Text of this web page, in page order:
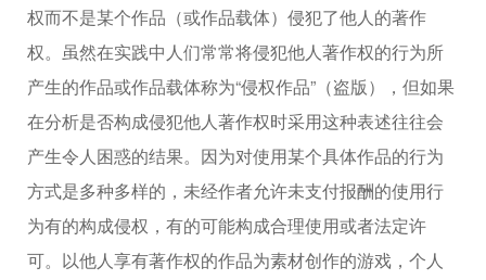
权而不是某个作品（或作品载体）侵犯了他人的著作
权。虽然在实践中人们常常将侵犯他人著作权的行为所
产生的作品或作品载体称为“侵权作品”（盗版），但如果
在分析是否构成侵犯他人著作权时采用这种表述往往会
产生令人困惑的结果。因为对使用某个具体作品的行为
方式是多种多样的，未经作者允许未支付报酬的使用行
为有的构成侵权，有的可能构成合理使用或者法定许
可。以他人享有著作权的作品为素材创作的游戏，个人